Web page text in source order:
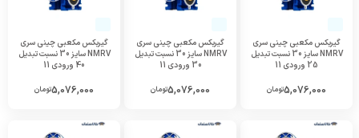
گیربکس مکعبی چینی سری
NMRV سایز 30 نسبت تبدیل
25 ورودی 11
5,076,000تومان
گیربکس مکعبی چینی سری
NMRV سایز 30 نسبت تبدیل
30 ورودی 11
5,076,000تومان
گیربکس مکعبی چینی سری
NMRV سایز 30 نسبت تبدیل
40 ورودی 11
5,076,000تومان